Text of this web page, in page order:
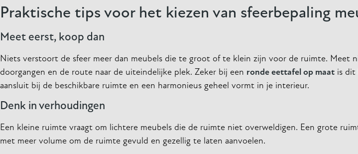
Praktische tips voor het kiezen van sfeerbepaling
Meet eerst, koop dan
Niets verstoort de sfeer meer dan meubels die te groot of te klein zijn voor de ruimte. Meet
doorgangen en de route naar de uiteindelijke plek. Zeker bij een ronde eettafel op maat is dit
aansluit bij de beschikbare ruimte en een harmonieus geheel vormt in je interieur.
Denk in verhoudingen
Een kleine ruimte vraagt om lichtere meubels die de ruimte niet overweldigen. Een grote
met meer volume om de ruimte gevuld en gezellig te laten aanvoelen.